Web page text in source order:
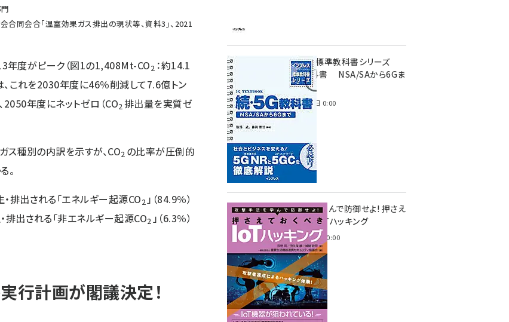
会合「温室効果ガス排出の現状等、資料3」、2021
年度がピーク（図1の1,408Mt-CO2 ：約14.1
、これを2030年度に46％削減して7.6億トン
年度にネットゼロ（CO2 排出量を実質ゼ
ス種別の内訳を示すが、CO2 の比率が圧倒的
。
排出される「エネルギー起源CO2」（84.9％）
排出される「非エネルギー起源CO2 」（6.3％）
行計画が閣議決定！
インプレス標準教科書シリーズ
続・5G教科書 NSA/SAから6Gま
2023年4月3日 0:00
攻撃手法を学んで防御せよ! 押さえ
ておくべきIoTハッキング
2022年6月14日 0:00